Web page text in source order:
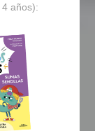
años):